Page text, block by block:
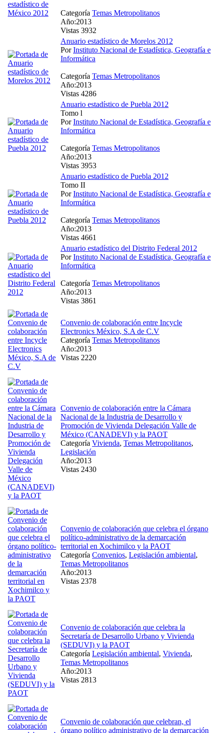
Categoría Temas Metropolitanos
Año:2013
Vistas 3932
Anuario estadístico de Morelos 2012
PorInstituto Nacional de Estadística, Geografía e
Informática
Categoría Temas Metropolitanos
Año:2013
Vistas 4286
Anuario estadístico de Puebla 2012
Tomo l
PorInstituto Nacional de Estadística, Geografía e
Informática
Categoría Temas Metropolitanos
Año:2013
Vistas 3953
Anuario estadístico de Puebla 2012
Tomo II
PorInstituto Nacional de Estadística, Geografía e
Informática
Categoría Temas Metropolitanos
Año:2013
Vistas 4661
Anuario estadístico del Distrito Federal 2012
PorInstituto Nacional de Estadística, Geografía e
Informática
Categoría Temas Metropolitanos
Año:2013
Vistas 3861
Convenio de colaboración entre Incycle
Electronics México, S.A de C.V
Categoría Temas Metropolitanos
Año:2013
Vistas 2220
Convenio de colaboración entre la Cámara
Nacional de la Industria de Desarrollo y
Promoción de Vivienda Delegación Valle de
México (CANADEVI) y la PAOT
Categoría Vivienda, Temas Metropolitanos,
Legislación
Año:2013
Vistas 2430
Convenio de colaboración que celebra el órgano
político-administrativo de la demarcación
territorial en Xochimilco y la PAOT
Categoría Convenios, Legislación ambiental,
Temas Metropolitanos
Año:2013
Vistas 2378
Convenio de colaboración que celebra la
Secretaría de Desarrollo Urbano y Vivienda
(SEDUVI) y la PAOT
Categoría Legislación ambiental, Vivienda,
Temas Metropolitanos
Año:2013
Vistas 2813
Convenio de colaboración que celebran, el
órgano político administrativo de la demarcación